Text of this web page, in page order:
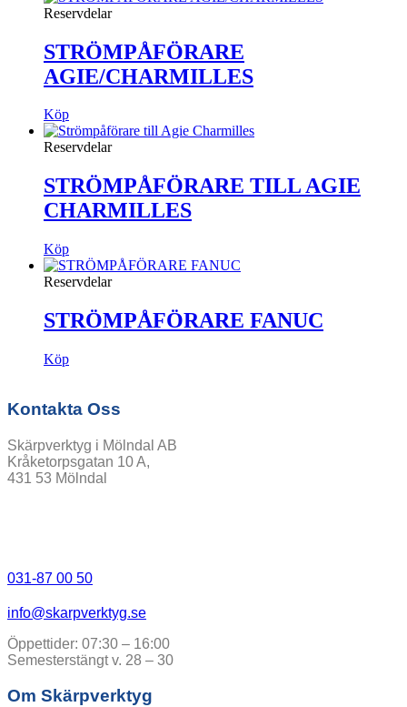
Reservdelar
STRÖMPÅFÖRARE
AGIE/CHARMILLES
Köp
Reservdelar
STRÖMPÅFÖRARE TILL AGIE
CHARMILLES
Köp
Reservdelar
STRÖMPÅFÖRARE FANUC
Köp
Kontakta Oss
Skärpverktyg i Mölndal AB
Kråketorpsgatan 10 A,
431 53 Mölndal
031-87 00 50
info@skarpverktyg.se
Öppettider: 07:30 – 16:00
Semesterstängt v. 28 – 30
Om Skärpverktyg